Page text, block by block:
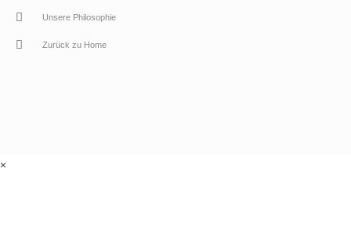
Unsere Philosophie
Zurück zu Home
×